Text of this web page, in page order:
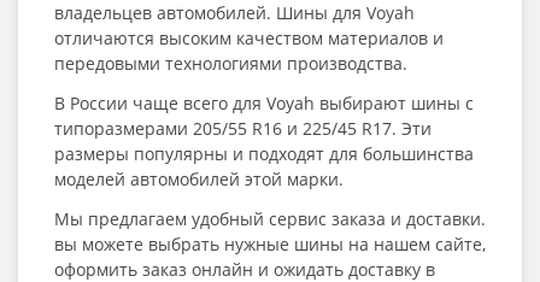
владельцев автомобилей. Шины для Voyah
отличаются высоким качеством материалов и
передовыми технологиями производства.
В России чаще всего для Voyah выбирают шины с
типоразмерами 205/55 R16 и 225/45 R17. Эти
размеры популярны и подходят для большинства
моделей автомобилей этой марки.
Мы предлагаем удобный сервис заказа и доставки.
вы можете выбрать нужные шины на нашем сайте,
оформить заказ онлайн и ожидать доставку в